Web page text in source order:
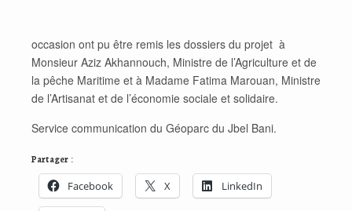
occasion ont pu être remis les dossiers du projet à
Monsieur Aziz Akhannouch, Ministre de l’Agriculture et de
la pêche Maritime et à Madame Fatima Marouan, Ministre
de l’Artisanat et de l’économie sociale et solidaire.
Service communication du Géoparc du Jbel Bani.
Partager :
Facebook X LinkedIn